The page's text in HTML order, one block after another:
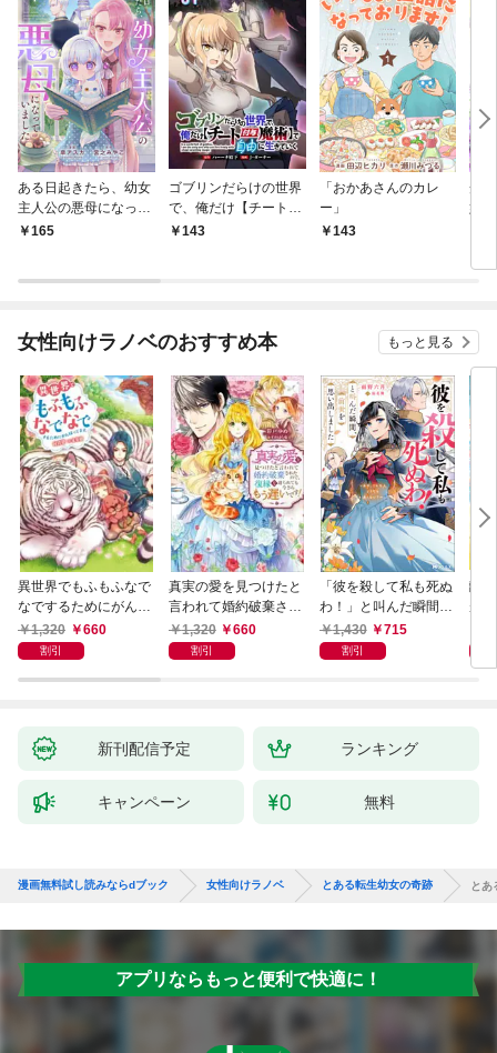
ある日起きたら、幼女
主人公の悪母になって
いました【連載版】第
165
ゴブリンだらけの世界
で、俺だけ【チート付
与魔術】で自由に生き
143
「おかあさんのカレ
ー」
143
光
娘
女性向けラノベのおすすめ本 もっと見る
異世界でもふもふなで
なでするためにがんば
ってます。 ： 1
1,320 660
割引
真実の愛を見つけたと
言われて婚約破棄され
たので、復縁を迫られ
ても今さらもう遅いで
1,320 660
割引
「彼を殺して私も死ぬ
わ！」と叫んだ瞬間、
前世を思い出しました
～あれ、こんな人どう
1,430 715
割引
離
が
家
新刊配信予定 ランキング
キャンペーン 無料
漫画無料試し読みならdブック 女性向けラノベ とある転生幼女の奇跡 とあ
アプリならもっと便利で快適に！